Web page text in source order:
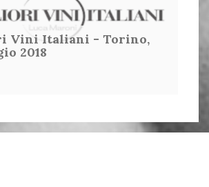
Vini Italiani - Torino,
2018